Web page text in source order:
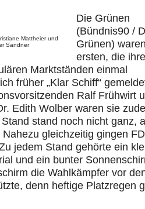
Mattheier und
Sandner
Die Grünen
(Bündnis90 /
Grünen)
ersten, die
Marktständen einmal
früher „Klar Schiff“
Ralf Frühwirt
Edith Wolber waren sie
stand noch nicht ganz,
gleichzeitig gingen
jedem Stand gehörte ein
und ein bunter
die Wahlkämpfer vor
denn heftige Platzregen